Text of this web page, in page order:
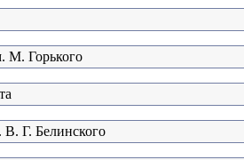
М. Горького
В. Г. Белинского